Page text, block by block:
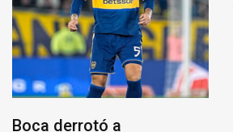
Boca derrotó a